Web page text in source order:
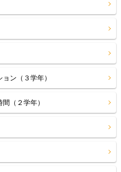
ン（３学年）
間（２学年）